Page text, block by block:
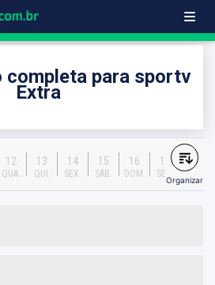
completa para sportv
Extra
12
QUA.
13
QUI.
14
SEX.
15
SÁB.
16
DOM.
17
SEG.
Organizar